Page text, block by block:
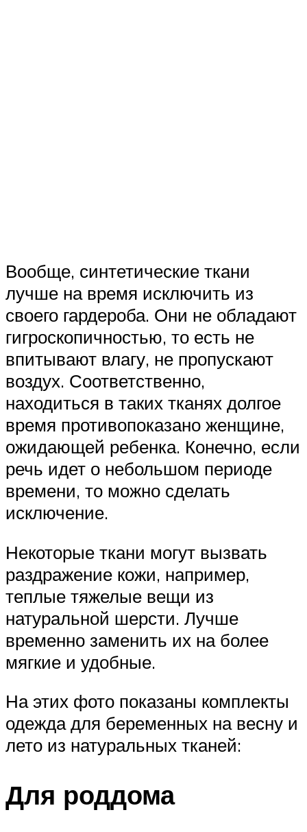
Вообще, синтетические ткани
лучше на время исключить из
своего гардероба. Они не обладают
гигроскопичностью, то есть не
впитывают влагу, не пропускают
воздух. Соответственно,
находиться в таких тканях долгое
время противопоказано женщине,
ожидающей ребенка. Конечно, если
речь идет о небольшом периоде
времени, то можно сделать
исключение.
Некоторые ткани могут вызвать
раздражение кожи, например,
теплые тяжелые вещи из
натуральной шерсти. Лучше
временно заменить их на более
мягкие и удобные.
На этих фото показаны комплекты
одежда для беременных на весну и
лето из натуральных тканей:
Для роддома